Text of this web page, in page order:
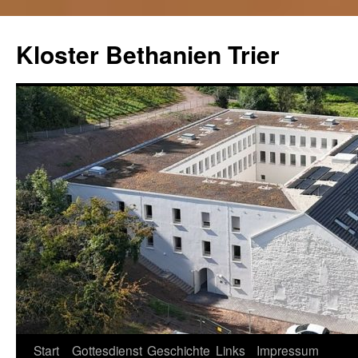
Kloster Bethanien Trier
Springe
Start Gottesdienst Geschichte Links Impressum